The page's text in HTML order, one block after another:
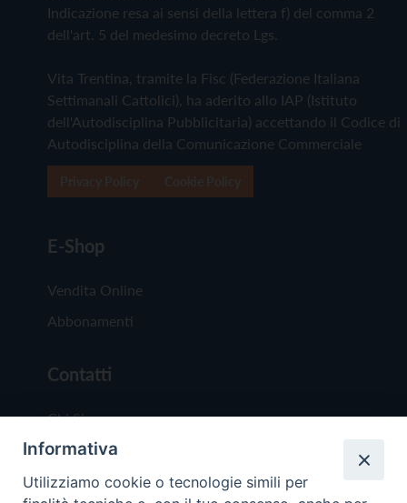
Indicazione resa ai sensi della lettera f) del comma 2
dell'art. 5 del medesimo decreto Lgs.
Vita Trentina, tramite la Fisc (Federazione Italiana
Settimanali Cattolici), ha aderito allo IAP (Istituto
dell'Autodisciplina Pubblicitaria) accettando il Codice di
Autodisciplina della Comunicazione Commerciale
E-Shop
Vendita Online
Abbonamenti
Contatti
Chi Siamo
Redazione
Scrivici
Informativa
Utilizziamo cookie o tecnologie simili per